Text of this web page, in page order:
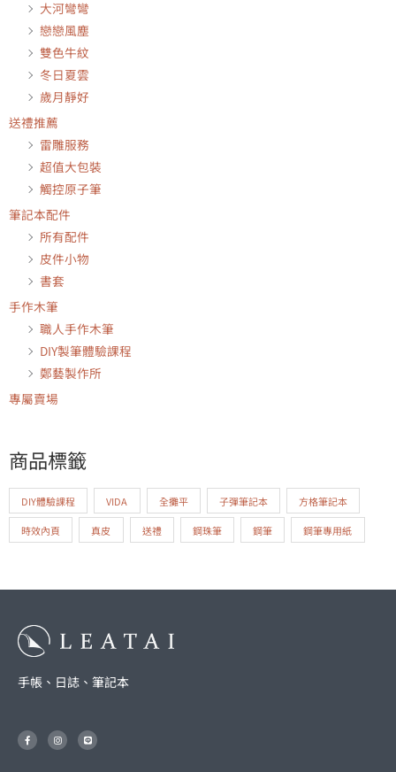
大河彎彎
戀戀風塵
雙色牛紋
冬日夏雲
歲月靜好
送禮推薦
雷雕服務
超值大包裝
觸控原子筆
筆記本配件
所有配件
皮件小物
書套
手作木筆
職人手作木筆
DIY製筆體驗課程
鄭藝製作所
專屬賣場
商品標籤
DIY體驗課程 VIDA 全攤平 子彈筆記本 方格筆記本
時效內頁 真皮 送禮 鋼珠筆 鋼筆 鋼筆專用紙
手帳、日誌、筆記本
F
a
c
I
n
s
L
i
n